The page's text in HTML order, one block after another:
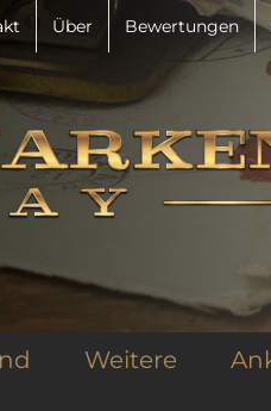
Über Bewertungen
Weitere